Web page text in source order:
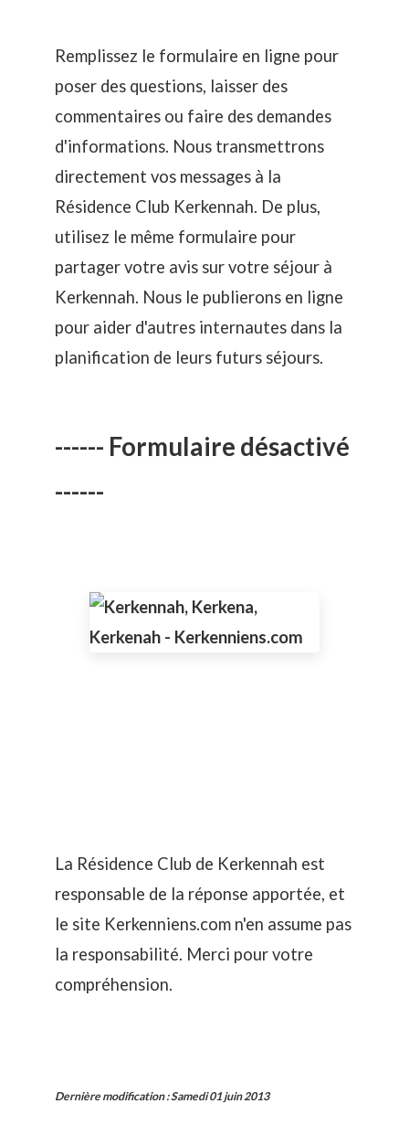
Remplissez le formulaire en ligne pour
poser des questions, laisser des
commentaires ou faire des demandes
d'informations. Nous transmettrons
directement vos messages à la
Résidence Club Kerkennah. De plus,
utilisez le même formulaire pour
partager votre avis sur votre séjour à
Kerkennah. Nous le publierons en ligne
pour aider d'autres internautes dans la
planification de leurs futurs séjours.
------ Formulaire désactivé
------
La Résidence Club de Kerkennah est
responsable de la réponse apportée, et
le site Kerkenniens.com n'en assume pas
la responsabilité. Merci pour votre
compréhension.
Dernière modification:Samedi 01 juin 2013